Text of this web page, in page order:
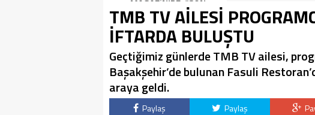
MAGAZİN’DE: “SON
ASSOLİST OLARAK VAR
OLACAĞIM!”
TMB TV AİLESİ
İFTARDA BULUŞTU
Geçtiğimiz günlerde TMB TV ailesi,
Başakşehir’de bulunan Fasuli
araya geldi.
Paylaş Paylaş